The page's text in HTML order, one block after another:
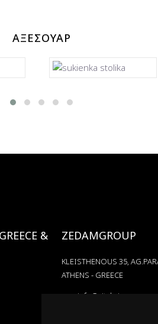
ΑΞΕΣΟΥΑΡ
&
ZEDAMGROUP
KLEISTHENOUS 35,
ATHENS - GREECE
info@vitabri.gr